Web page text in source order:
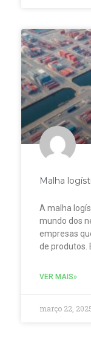
Malha
A malha
mundo dos
empresas
de produtos.
VER MAIS»
março 22,